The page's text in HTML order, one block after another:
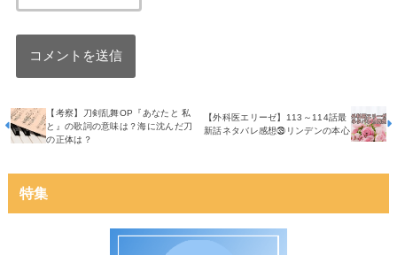
【考察】刀剣乱舞OP『あなたと 私
と』の歌詞の意味は？海に沈んだ刀
の正体は？
【外科医エリーゼ】113～114話最
新話ネタバレ感想㊴リンデンの本心
特集